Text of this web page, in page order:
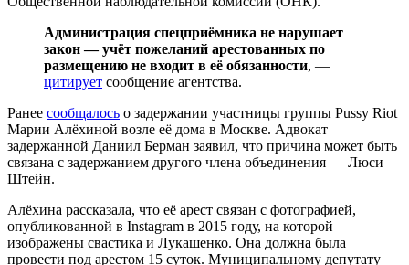
Администрация спецприёмника не нарушает
закон — учёт пожеланий арестованных по
размещению не входит в её обязанности, —
цитирует сообщение агентства.
Ранее сообщалось о задержании участницы группы Pussy Riot
Марии Алёхиной возле её дома в Москве. Адвокат
задержанной Даниил Берман заявил, что причина может быть
связана с задержанием другого члена объединения — Люси
Штейн.
Алёхина рассказала, что её арест связан с фотографией,
опубликованной в Instagram в 2015 году, на которой
изображены свастика и Лукашенко. Она должна была
провести под арестом 15 суток. Муниципальному депутату